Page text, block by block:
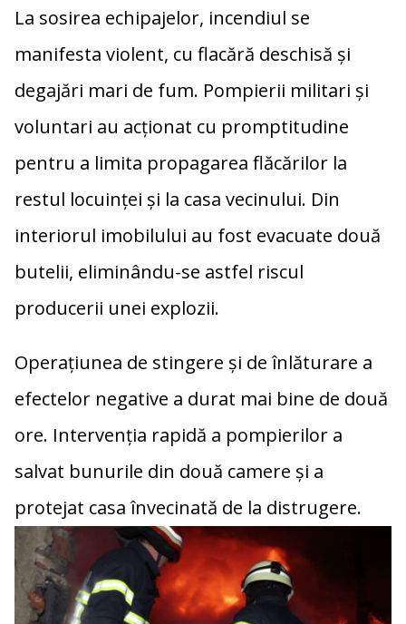
La sosirea echipajelor, incendiul se
manifesta violent, cu flacără deschisă și
degajări mari de fum. Pompierii militari și
voluntari au acționat cu promptitudine
pentru a limita propagarea flăcărilor la
restul locuinței și la casa vecinului. Din
interiorul imobilului au fost evacuate două
butelii, eliminându-se astfel riscul
producerii unei explozii.
Operațiunea de stingere și de înlăturare a
efectelor negative a durat mai bine de două
ore. Intervenția rapidă a pompierilor a
salvat bunurile din două camere și a
protejat casa învecinată de la distrugere.